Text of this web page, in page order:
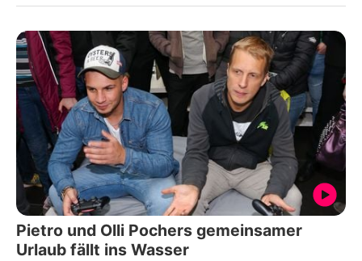
Pietro und Olli Pochers gemeinsamer
Urlaub fällt ins Wasser